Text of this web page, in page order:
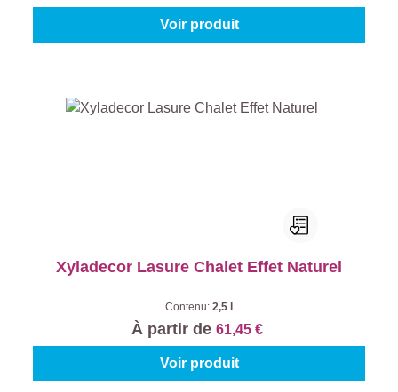
Voir produit
Xyladecor Lasure Chalet Effet Naturel
Contenu: 2,5 l
À partir de 61,45 €
Voir produit